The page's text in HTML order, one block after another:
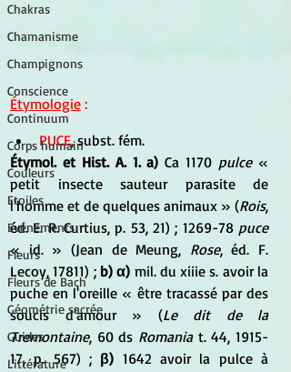
Chakras
Chamanisme
Champignons
Conscience
Continuum
Corps humain
Couleurs
Etoiles
Evénements
Fleurs
Fleurs de Bach
Géométrie sacrée
Guides
Littérature
Étymologie :
PUCE, subst. fém.
Étymol. et Hist. A. 1. a) Ca 1170 pulce «
petit insecte sauteur parasite de
l'homme et de quelques animaux » (Rois,
éd. E. R. Curtius, p. 53, 21) ; 1269-78
puce
« id. » (Jean de Meung, Rose, éd. F.
Lecoy, 17811) ; b) α) mil. du xiiie s. avoir la
puche en l'oreille « être tracassé par des
soucis d'amour » (Le dit de la
Tremontaine, 60 ds Romania t. 44, 1915-
17, p. 567) ; β) 1642 avoir la pulce à